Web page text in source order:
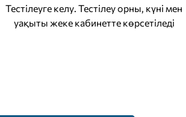
Тестілеуге келу. Тестілеу орны, күні мен
уақыты жеке кабинетте көрсетіледі